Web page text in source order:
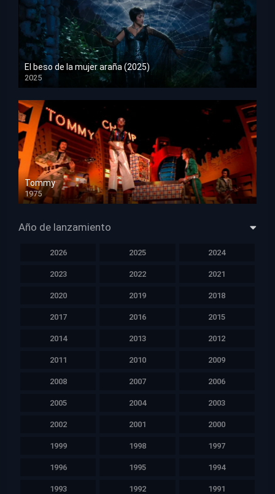
El beso de la mujer araña (2025)
2025
HD 1080p
Tommy
1975
HD 1080p
Año de lanzamiento
2026 2025 2024
2023 2022 2021
2020 2019 2018
2017 2016 2015
2014 2013 2012
2011 2010 2009
2008 2007 2006
2005 2004 2003
2002 2001 2000
1999 1998 1997
1996 1995 1994
1993 1992 1991